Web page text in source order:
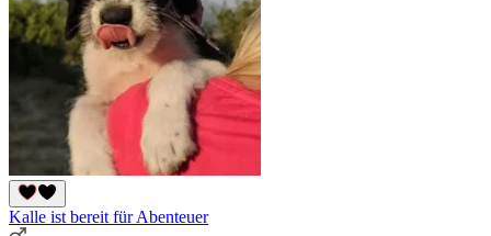
Kalle ist bereit für Abenteuer